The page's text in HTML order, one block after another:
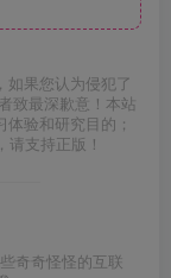
如果您认为侵犯了
致最深歉意！本站
验和研究目的；
支持正版！
奇奇怪怪的互联